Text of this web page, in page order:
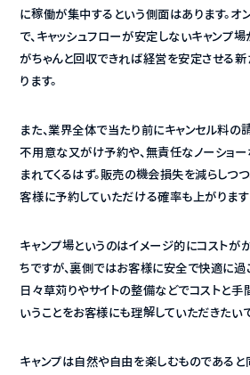
に稼働が集中するという側面はあります。オ
で、キャッシュフローが安定しないキャンプ
がちゃんと回収できれば経営を安定させる
ります。
また、業界全体で当たり前にキャンセル料の
不用意な又がけ予約や、無責任なノーショ
まれてくるはず。販売の機会損失を減らしつ
客様に予約していただける確率も上がります
キャンプ場というのはイメージ的にコストが
ちですが、裏側ではお客様に安全で快適に過
日々草苅りやサイトの整備などでコストと手
いうことをお客様にも理解していただきたいで
キャンプは自然や自由を楽しむものであると